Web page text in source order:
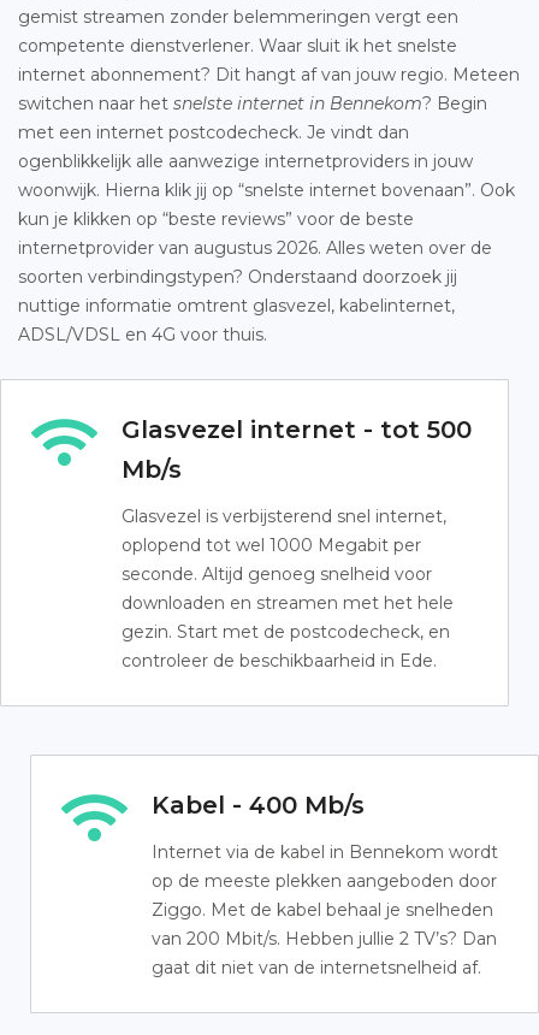
gemist streamen zonder belemmeringen vergt een
competente dienstverlener. Waar sluit ik het snelste
internet abonnement? Dit hangt af van jouw regio. Meteen
switchen naar het snelste internet in Bennekom? Begin
met een internet postcodecheck. Je vindt dan
ogenblikkelijk alle aanwezige internetproviders in jouw
woonwijk. Hierna klik jij op “snelste internet bovenaan”. Ook
kun je klikken op “beste reviews” voor de beste
internetprovider van augustus 2026. Alles weten over de
soorten verbindingstypen? Onderstaand doorzoek jij
nuttige informatie omtrent glasvezel, kabelinternet,
ADSL/VDSL en 4G voor thuis.
Glasvezel internet - tot 500
Mb/s
Glasvezel is verbijsterend snel internet,
oplopend tot wel 1000 Megabit per
seconde. Altijd genoeg snelheid voor
downloaden en streamen met het hele
gezin. Start met de postcodecheck, en
controleer de beschikbaarheid in Ede.
Kabel - 400 Mb/s
Internet via de kabel in Bennekom wordt
op de meeste plekken aangeboden door
Ziggo. Met de kabel behaal je snelheden
van 200 Mbit/s. Hebben jullie 2 TV’s? Dan
gaat dit niet van de internetsnelheid af.